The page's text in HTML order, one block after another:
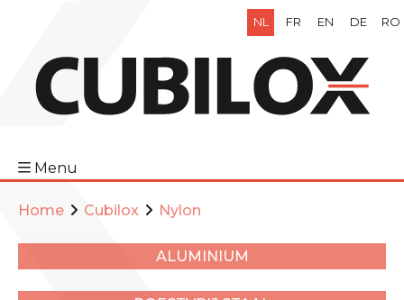
NL FR EN DE RO
Menu
Home Cubilox Nylon
ALUMINIUM